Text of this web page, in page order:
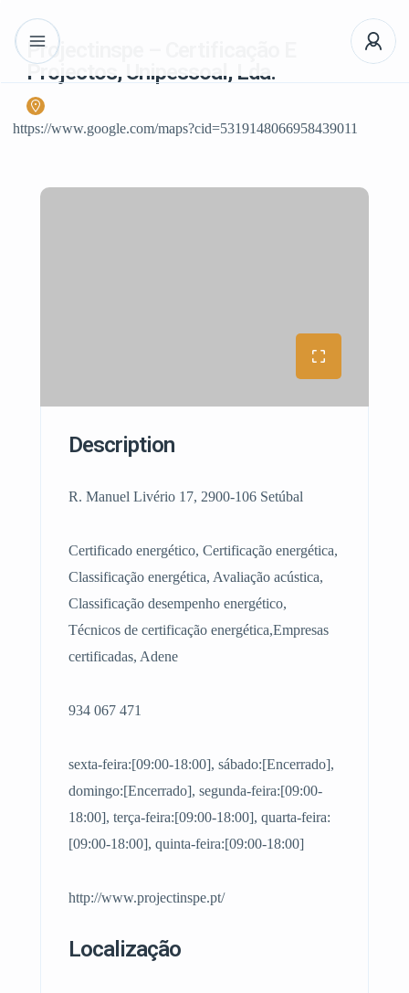
Projectinspe – Certificação E
Projectos, Unipessoal, Lda.
https://www.google.com/maps?cid=5319148066958439011
Description
R. Manuel Livério 17, 2900-106 Setúbal
Certificado energético, Certificação energética,
Classificação energética, Avaliação acústica,
Classificação desempenho energético,
Técnicos de certificação energética,Empresas
certificadas, Adene
934 067 471
sexta-feira:[09:00-18:00], sábado:[Encerrado],
domingo:[Encerrado], segunda-feira:[09:00-
18:00], terça-feira:[09:00-18:00], quarta-feira:
[09:00-18:00], quinta-feira:[09:00-18:00]
http://www.projectinspe.pt/
Localização